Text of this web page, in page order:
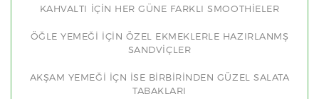
KAHVALTI İÇİN HER GÜNE FARKLI SMOOTHİELER
ÖĞLE YEMEĞİ İÇİN ÖZEL EKMEKLERLE HAZIRLANMŞ
SANDVİÇLER
AKŞAM YEMEĞİ İÇN İSE BİRBİRİNDEN GÜZEL SALATA
TABAKLARI